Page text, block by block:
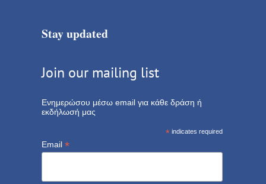
Stay updated
Join our mailing list
Ενημερώσου μέσω email για κάθε δράση ή
εκδήλωσή μας
* indicates required
Email *